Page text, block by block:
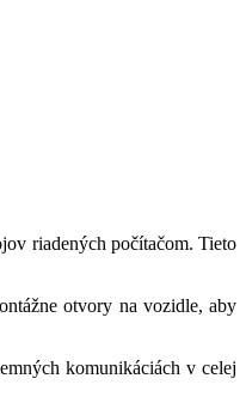
riadených počítačom. Tieto
otvory na vozidle, aby
komunikáciách v celej